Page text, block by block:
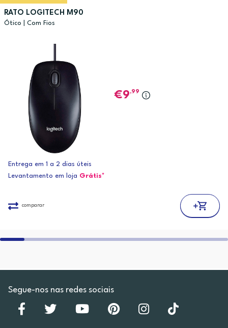
RATO LOGITECH M90
Ótico | Com Fios
9,99
Entrega em 1 a 2 dias úteis
Levantamento em loja Grátis*
comparar
Segue-nos nas redes sociais